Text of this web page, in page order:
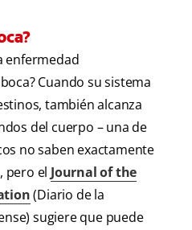
enfermedad
Cuando su sistema
también alcanza
del cuerpo – una de
no saben exactamente
pero el Journal of the
(Diario de la
sugiere que puede